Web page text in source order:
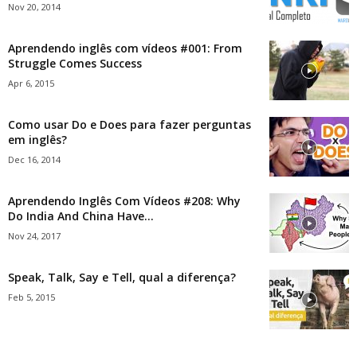
Nov 20, 2014
Aprendendo inglês com vídeos #001: From
Struggle Comes Success
Apr 6, 2015
Como usar Do e Does para fazer perguntas
em inglês?
Dec 16, 2014
Aprendendo Inglês Com Vídeos #208: Why
Do India And China Have...
Nov 24, 2017
Speak, Talk, Say e Tell, qual a diferença?
Feb 5, 2015